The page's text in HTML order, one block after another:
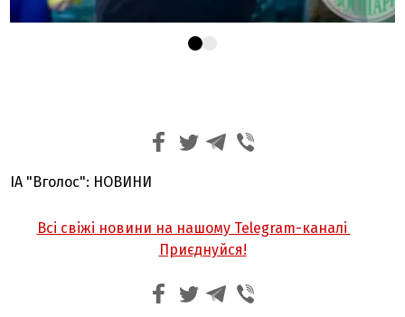
ІА "Вголос": НОВИНИ
Всі свіжі новини на нашому Telegram-каналі
Приєднуйся!